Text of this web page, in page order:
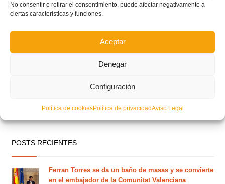
No consentir o retirar el consentimiento, puede afectar negativamente a
ciertas características y funciones.
Aceptar
Denegar
Configuración
Política de cookiesPolítica de privacidadAviso Legal
POSTS RECIENTES
Ferran Torres se da un baño de masas y se convierte
en el embajador de la Comunitat Valenciana